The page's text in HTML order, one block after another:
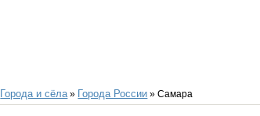
Города и сёла » Города России » Самара